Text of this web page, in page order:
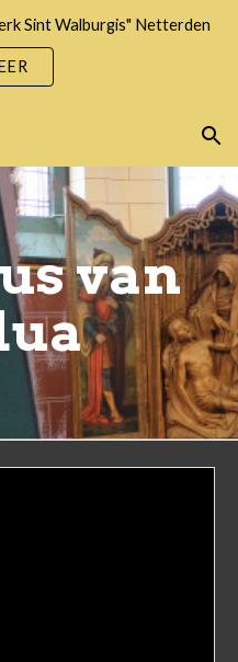
Skip to navigation
Sint Walburgis" Netterden
van